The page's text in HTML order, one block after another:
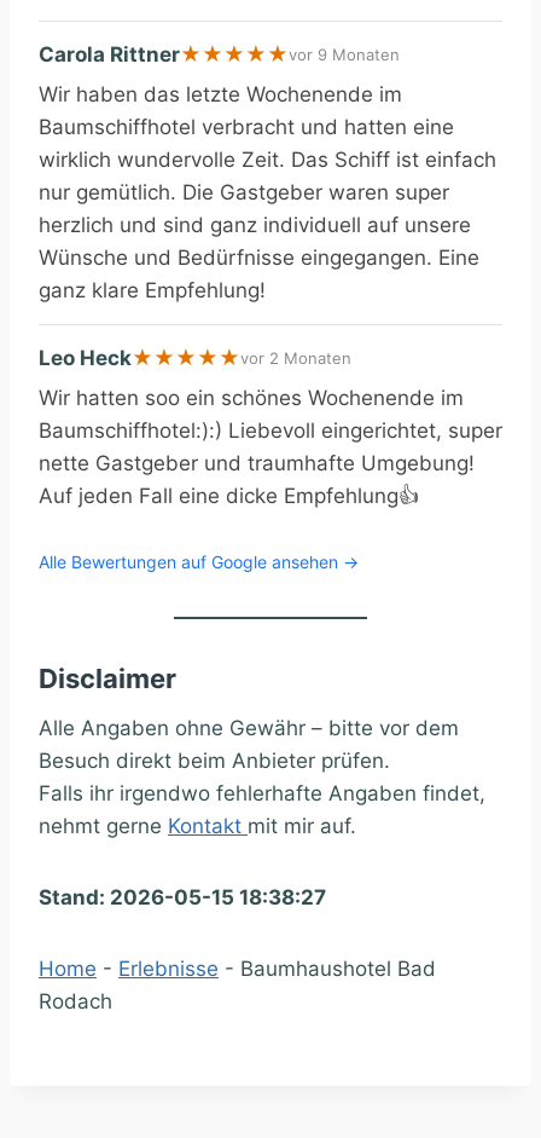
Carola Rittner★ ★ ★ ★ ★vor 9 Monaten
Wir haben das letzte Wochenende im
Baumschiffhotel verbracht und hatten eine
wirklich wundervolle Zeit. Das Schiff ist einfach
nur gemütlich. Die Gastgeber waren super
herzlich und sind ganz individuell auf unsere
Wünsche und Bedürfnisse eingegangen. Eine
ganz klare Empfehlung!
Leo Heck★ ★ ★ ★ ★vor 2 Monaten
Wir hatten soo ein schönes Wochenende im
Baumschiffhotel:):) Liebevoll eingerichtet, super
nette Gastgeber und traumhafte Umgebung!
Auf jeden Fall eine dicke Empfehlung👍
Alle Bewertungen auf Google ansehen →
Disclaimer
Alle Angaben ohne Gewähr – bitte vor dem
Besuch direkt beim Anbieter prüfen.
Falls ihr irgendwo fehlerhafte Angaben findet,
nehmt gerne Kontakt mit mir auf.
Stand: 2026-05-15 18:38:27
Home - Erlebnisse - Baumhaushotel Bad
Rodach